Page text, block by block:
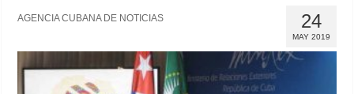
24
MAY 2019
AGENCIA CUBANA DE NOTICIAS